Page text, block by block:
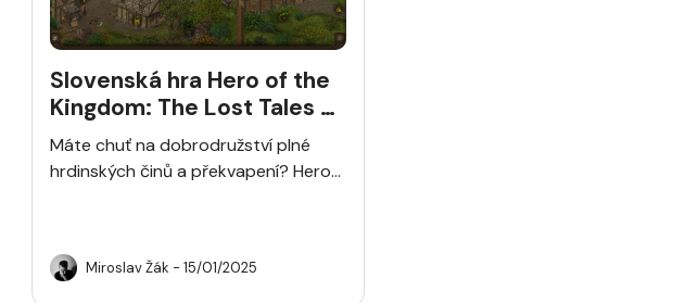
Slovenská hra Hero of the
Kingdom: The Lost Tales 3
nyní na Androidu
Máte chuť na dobrodružství plné
hrdinských činů a překvapení? Hero...
Miroslav Žák - 15/01/2025